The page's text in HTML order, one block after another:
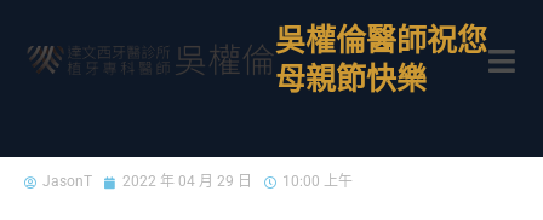
吳權倫醫師祝您
母親節快樂
JasonT 2022 年 04 月 29 日 10:00 上午